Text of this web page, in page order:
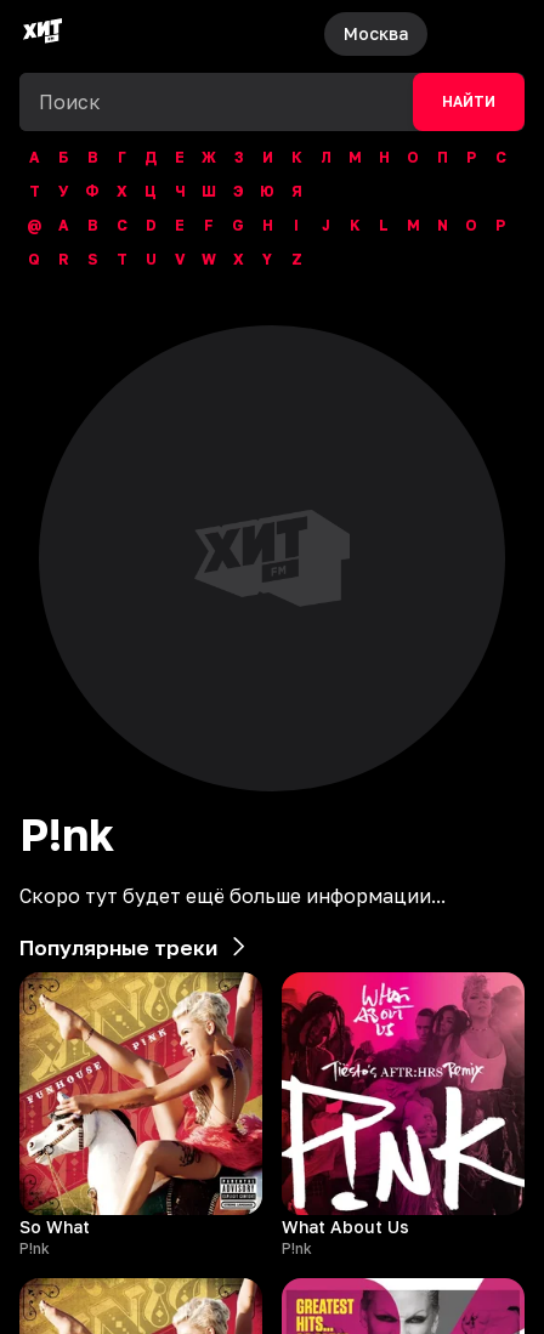
Москва
НАЙТИ
А Б В Г Д Е Ж З И К Л М Н О П Р
С
Т
У Ф Х Ц Ч Ш Э Ю
Я
@
A B C D E F G H I J K L M N O
P
Q
R S T U V W X Y Z
P!nk
Скоро тут будет ещё больше информации...
Популярные треки
So What
P!nk
What About Us
P!nk